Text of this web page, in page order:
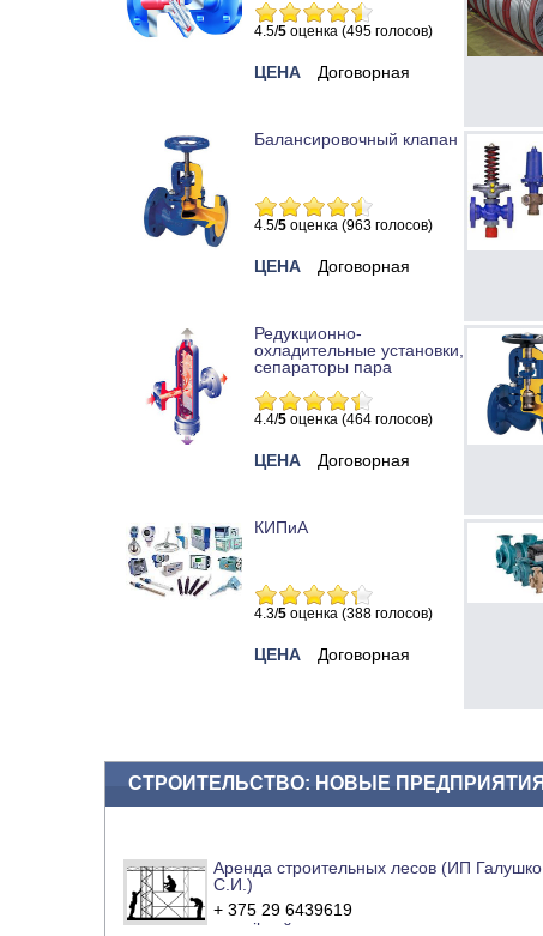
4.5/5 оценка (495 голосов)
ЦЕНА Договорная
Балансировочный клапан
4.5/5 оценка (963 голосов)
ЦЕНА Договорная
Редукционно-
охладительные установки,
сепараторы пара
4.4/5 оценка (464 голосов)
ЦЕНА Договорная
КИПиА
4.3/5 оценка (388 голосов)
ЦЕНА Договорная
СТРОИТЕЛЬСТВО: НОВЫЕ ПРЕДПРИЯТИЯ
Аренда строительных лесов (ИП Галушко
С.И.)
+ 375 29 6439619
e-mail
сайт компании